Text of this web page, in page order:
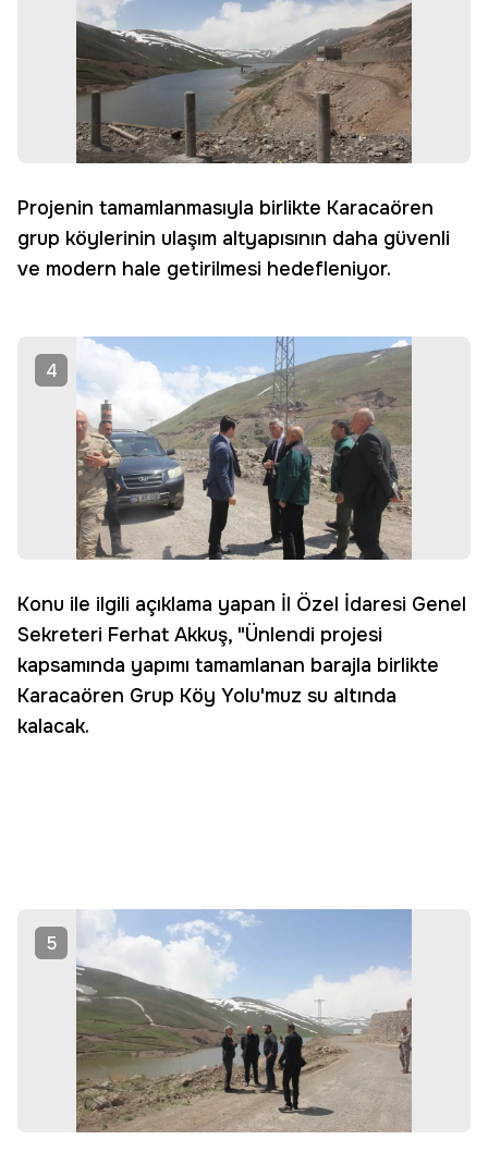
Projenin tamamlanmasıyla birlikte Karacaören
grup köylerinin ulaşım altyapısının daha güvenli
ve modern hale getirilmesi hedefleniyor.
4
Konu ile ilgili açıklama yapan İl Özel İdaresi Genel
Sekreteri Ferhat Akkuş, "Ünlendi projesi
kapsamında yapımı tamamlanan barajla birlikte
Karacaören Grup Köy Yolu'muz su altında
kalacak.
5